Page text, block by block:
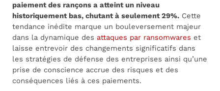
paiement des rançons a atteint un niveau
historiquement bas, chutant à seulement 29%. Cette
tendance inédite marque un bouleversement majeur
dans la dynamique des attaques par ransomwares et
laisse entrevoir des changements significatifs dans
les stratégies de défense des entreprises ainsi qu’une
prise de conscience accrue des risques et des
conséquences liés à ces paiements.